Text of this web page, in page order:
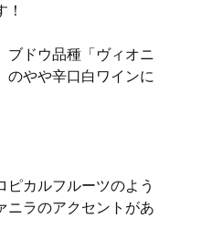
ブドウ品種「ヴィオニ
のやや辛口白ワインに
ピカルフルーツのよう
ニラのアクセントがあ